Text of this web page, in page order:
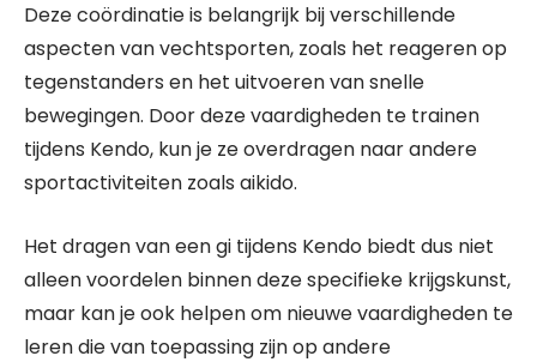
Deze coördinatie is belangrijk bij verschillende
aspecten van vechtsporten, zoals het reageren op
tegenstanders en het uitvoeren van snelle
bewegingen. Door deze vaardigheden te trainen
tijdens Kendo, kun je ze overdragen naar andere
sportactiviteiten zoals aikido.
Het dragen van een gi tijdens Kendo biedt dus niet
alleen voordelen binnen deze specifieke krijgskunst,
maar kan je ook helpen om nieuwe vaardigheden te
leren die van toepassing zijn op andere